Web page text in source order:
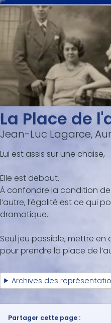
La Place de
Jean-Luc Lagarce,
Lui est assis sur une chaise,
Elle est debout.
À confondre la condition
l’autre, l’égalité est ce qui
dramatique.
Seul jeu possible, mettre
pour prendre la place de
Archives des
Partager cette page :